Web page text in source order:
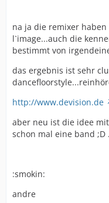
na ja die remixer
l`image...auch die
bestimmt von
das ergebnis ist sehr
http://www.devision.de
aber neu ist die idee
schon mal eine band
:smokin:
andre